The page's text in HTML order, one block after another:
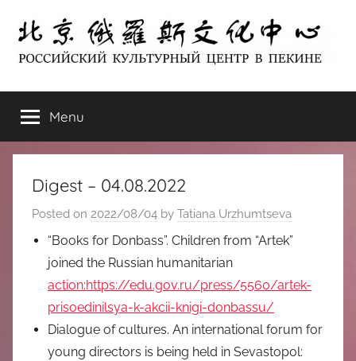
content
北
京
俄
罗
斯
化
ЦЕНТР
В
ПЕКИНЕ
Menu
Digest – 04.08.2022
Posted on 2022/08/04 by Tatiana Urzhumtseva
“Books for Donbass”. Children from “Artek”
joined the Russian humanitarian
action:https://edu.gov.ru/press/5560/artek-
prisoedinilsya-k-akcii-knigi-donbassu/
Dialogue of cultures. An international forum for
young directors is being held in Sevastopol: